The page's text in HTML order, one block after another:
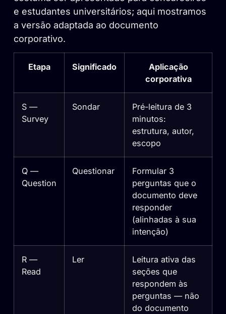
e estudantes universitários; aqui mostramos
a versão adaptada ao documento
corporativo.
Etapa Significado
Aplicação
corporativa
S —
Survey
Sondar
Pré-leitura de 3
minutos:
estrutura, autor,
escopo
Q —
Question
Questionar
Formular 3
perguntas que o
documento deve
responder
(alinhadas à sua
intenção)
R —
Read
Ler
Leitura ativa das
seções que
respondem às
perguntas — não
do documento